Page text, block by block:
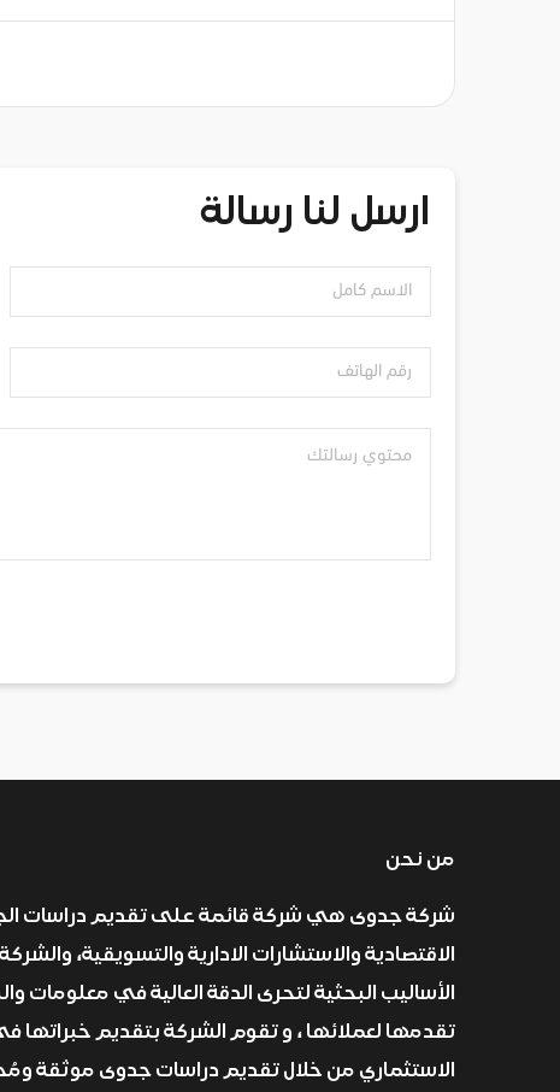
ارسل لنا رسالة
من نحن
شركة جدوى هي شركة قائمة على تقديم دراسات
الاقتصادية والاستشارات الادارية والتسويقية،
الأساليب البحثية لتحرى الدقة العالية في معلومات
تقدمها لعملائها ، و تقوم الشركة بتقديم خبراتها
الاستثماري من خلال تقديم دراسات جدوى موثقة